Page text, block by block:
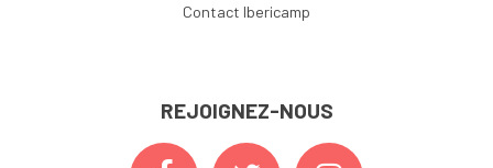
Contact Ibericamp
REJOIGNEZ-NOUS